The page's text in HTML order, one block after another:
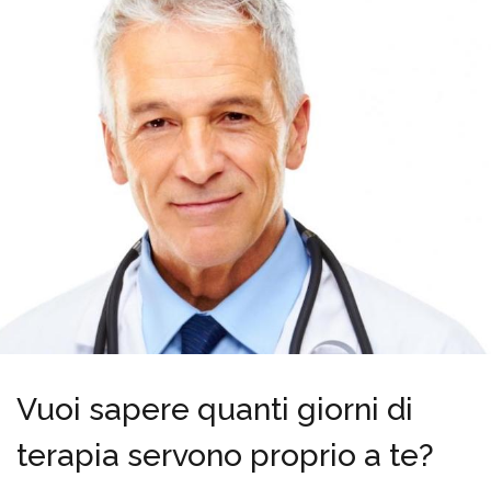
Vuoi sapere quanti giorni di
terapia servono proprio a te?